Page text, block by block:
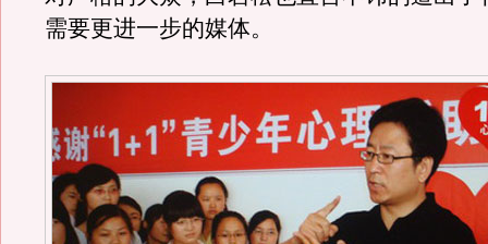
需要更进一步的媒体。